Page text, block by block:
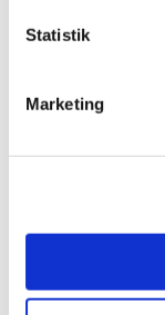
Statistik
Marketing
Hardcover